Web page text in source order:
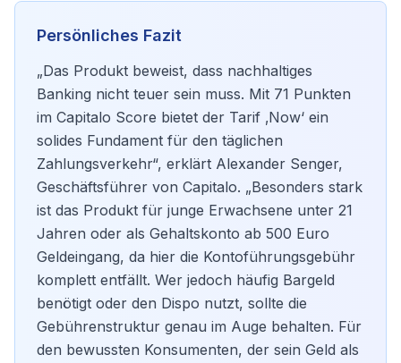
Persönliches Fazit
„Das Produkt beweist, dass nachhaltiges
Banking nicht teuer sein muss. Mit 71 Punkten
im Capitalo Score bietet der Tarif ‚Now‘ ein
solides Fundament für den täglichen
Zahlungsverkehr“, erklärt Alexander Senger,
Geschäftsführer von Capitalo. „Besonders stark
ist das Produkt für junge Erwachsene unter 21
Jahren oder als Gehaltskonto ab 500 Euro
Geldeingang, da hier die Kontoführungsgebühr
komplett entfällt. Wer jedoch häufig Bargeld
benötigt oder den Dispo nutzt, sollte die
Gebührenstruktur genau im Auge behalten. Für
den bewussten Konsumenten, der sein Geld als